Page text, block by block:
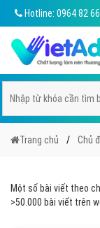
Hotline: 0964 82
Trang chủ Chủ
Một số bài viết theo
>50.000 bài viết trên